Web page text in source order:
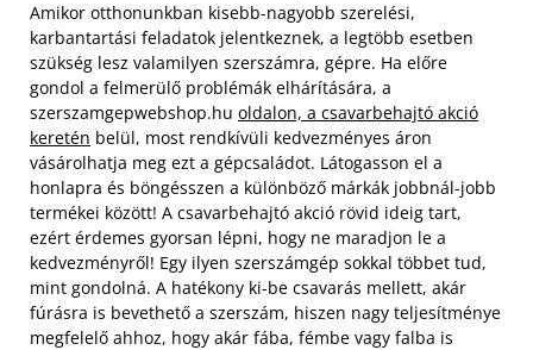
Amikor otthonunkban kisebb-nagyobb szerelési,
karbantartási feladatok jelentkeznek, a legtöbb esetben
szükség lesz valamilyen szerszámra, gépre. Ha előre
gondol a felmerülő problémák elhárítására, a
szerszamgepwebshop.hu oldalon, a csavarbehajtó akció
keretén belül, most rendkívüli kedvezményes áron
vásárolhatja meg ezt a gépcsaládot. Látogasson el a
honlapra és böngésszen a különböző márkák jobbnál-jobb
termékei között! A csavarbehajtó akció rövid ideig tart,
ezért érdemes gyorsan lépni, hogy ne maradjon le a
kedvezményről! Egy ilyen szerszámgép sokkal többet tud,
mint gondolná. A hatékony ki-be csavarás mellett, akár
fúrásra is bevethető a szerszám, hiszen nagy teljesítménye
megfelelő ahhoz, hogy akár fába, fémbe vagy falba is